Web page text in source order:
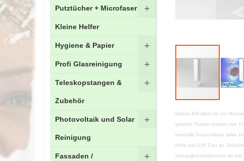
Zum
Anfang
der
Bildgalerie
springen
Dieses Bild dient nur zur
geliefert *Farben können vom
innerhalb Deutschlands fallen
Höhe von 5,95 Euro an.
Versandkostenübersicht die hier
Putztücher + Microfaser
Kleine Helfer
Hygiene & Papier
Profi Glasreinigung
Teleskopstangen &
Zubehör
Photovoltaik und Solar
Reinigung
Fassaden /